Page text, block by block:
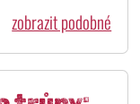
zobrazit podobné